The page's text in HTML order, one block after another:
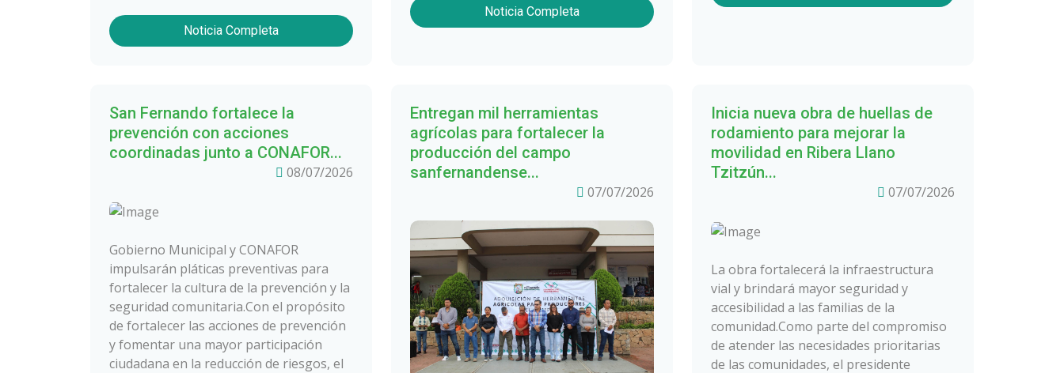
Noticia Completa
Noticia Completa
San Fernando fortalece la
prevención con acciones
coordinadas junto a CONAFOR...
08/07/2026
Gobierno Municipal y CONAFOR
impulsarán pláticas preventivas para
fortalecer la cultura de la prevención y la
seguridad comunitaria.Con el propósito
de fortalecer las acciones de prevención
y fomentar una mayor participación
ciudadana en la reducción de riesgos, el
Entregan mil herramientas
agrícolas para fortalecer la
producción del campo
sanfernandense...
07/07/2026
Inicia nueva obra de huellas de
rodamiento para mejorar la
movilidad en Ribera Llano
Tzitzún...
07/07/2026
La obra fortalecerá la infraestructura
vial y brindará mayor seguridad y
accesibilidad a las familias de la
comunidad.Como parte del compromiso
de atender las necesidades prioritarias
de las comunidades, el presidente